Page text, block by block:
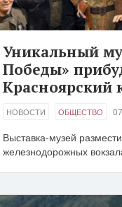
Уникальный
Победы»
Красноярский
НОВОСТИ ОБЩЕСТВО
Выставка-музей
железнодорожных